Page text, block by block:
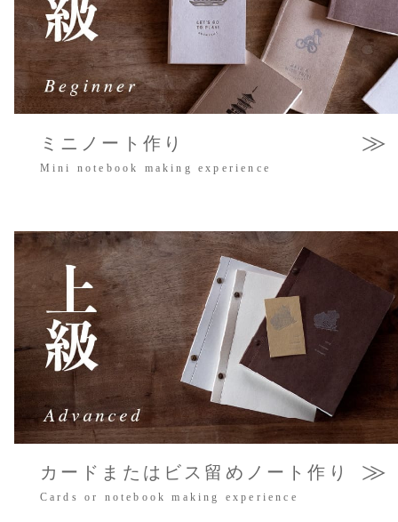
ミニノート作り
Mini notebook making experience
≫
カードまたはビス留めノート作り
Cards or notebook making experience
≫